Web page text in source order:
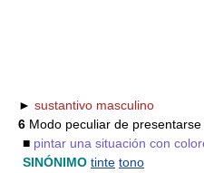
► sustantivo masculino
6 Modo peculiar de
■ pintar una situación con
SINÓNIMO tinte tono